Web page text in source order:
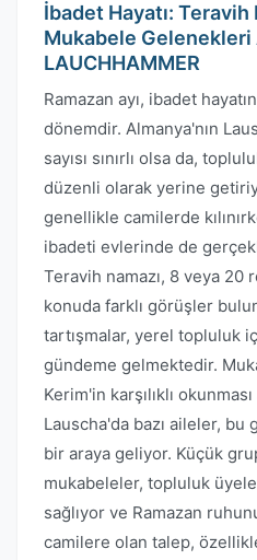
İbadet Hayatı: Teravih
Mukabele Gelenekleri
LAUCHHAMMER
Ramazan ayı, ibadet
dönemdir. Almanya'nın
sayısı sınırlı olsa da,
düzenli olarak yerine
genellikle camilerde
ibadeti evlerinde de
Teravih namazı, 8 veya 20
konuda farklı görüşler
tartışmalar, yerel topluluk
gündeme gelmektedir.
Kerim'in karşılıklı
Lauscha'da bazı aileler,
bir araya geliyor. Küçük
mukabeleler, topluluk
sağlıyor ve Ramazan
camilere olan talep,